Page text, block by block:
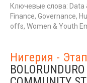
Ключевые слова: Data
Finance, Governance,
offs, Women & Youth
Нигерия -